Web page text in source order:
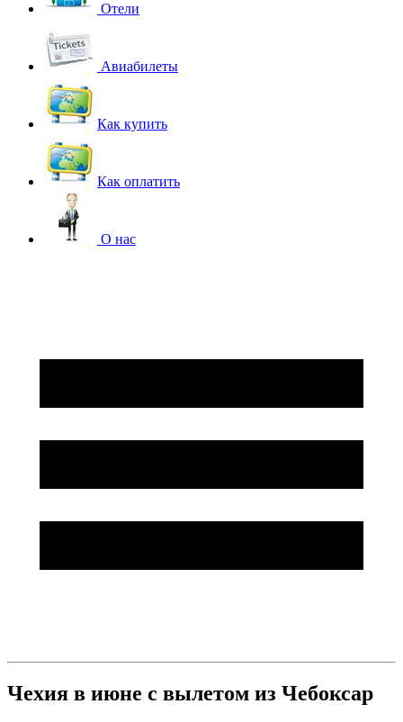
Отели
Авиабилеты
Как купить
Как оплатить
О нас
Чехия в июне с вылетом из Чебоксар